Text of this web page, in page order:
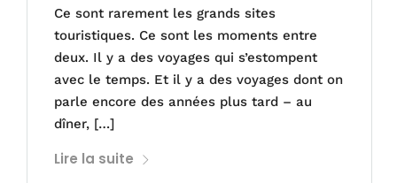
Ce sont rarement les grands sites
touristiques. Ce sont les moments entre
deux. Il y a des voyages qui s’estompent
avec le temps. Et il y a des voyages dont on
parle encore des années plus tard – au
dîner, […]
Lire la suite